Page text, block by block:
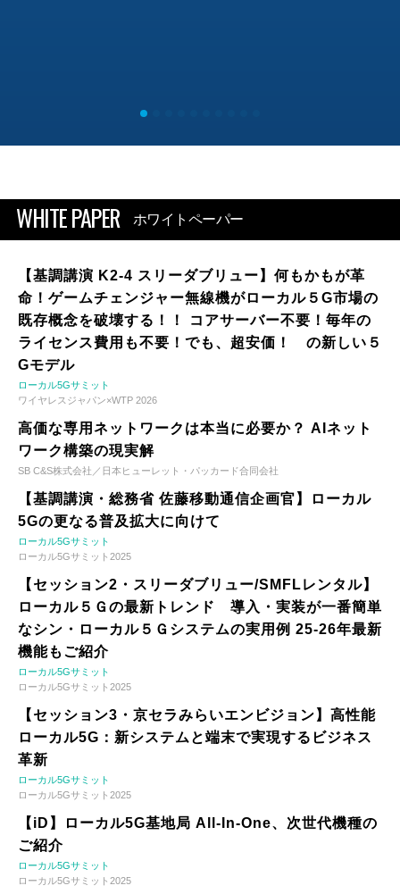
WHITE PAPER ホワイトペーパー
【基調講演 K2-4 スリーダブリュー】何もかもが革
命！ゲームチェンジャー無線機がローカル５G市場の
既存概念を破壊する！！ コアサーバー不要！毎年の
ライセンス費用も不要！でも、超安価！ の新しい５
Gモデル
ローカル5Gサミット
ワイヤレスジャパン×WTP 2026
高価な専用ネットワークは本当に必要か？ AIネット
ワーク構築の現実解
SB C&S株式会社／日本ヒューレット・パッカード合同会社
【基調講演・総務省 佐藤移動通信企画官】ローカル
5Gの更なる普及拡大に向けて
ローカル5Gサミット
ローカル5Gサミット2025
【セッション2・スリーダブリュー/SMFLレンタル】
ローカル５Ｇの最新トレンド 導入・実装が一番簡単
なシン・ローカル５Ｇシステムの実用例 25-26年最新
機能もご紹介
ローカル5Gサミット
ローカル5Gサミット2025
【セッション3・京セラみらいエンビジョン】高性能
ローカル5G：新システムと端末で実現するビジネス
革新
ローカル5Gサミット
ローカル5Gサミット2025
【iD】ローカル5G基地局 All-In-One、次世代機種の
ご紹介
ローカル5Gサミット
ローカル5Gサミット2025